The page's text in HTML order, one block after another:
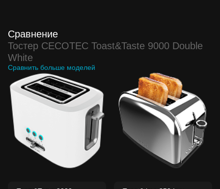
Сравнение
Тостер CECOTEC Toast&Taste 9000 Double
White
Сравнить больше моделей